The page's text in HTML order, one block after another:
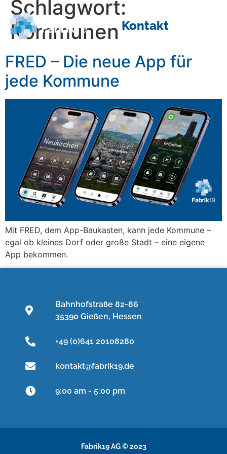
Kontakt
Schlagwort:
Kommunen
FRED – Die neue App für
jede Kommune
Mit FRED, dem App-Baukasten, kann jede Kommune –
egal ob kleines Dorf oder große Stadt – eine eigene
App bekommen.
Bahnhofstraße 82-86
35390 Gießen, Hessen
+49 (0)641 20108280
kontakt@fabrik19.de
9:00 am - 5:00 pm
Fabrik19 AG © 2023